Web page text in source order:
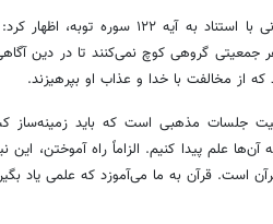
حجت‌الاسلام والمسلمین علوی تهرانی با
گروهی کوچ نمی‌کنند تا در دین
از مخالفت با خدا و عذاب او بپرهیزند.
جلسات مذهبی است که باید زمینه‌ساز
علم پیدا کنیم. الزاماً راه آموختن،
است. قرآن به ما می‌آموزد که علمی یاد